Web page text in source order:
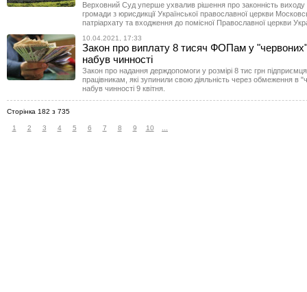
Верховний Суд уперше ухвалив рішення про законність виходу
громади з юрисдикції Української православної церкви
патріархату та входження до помісної Православної церкви
10.04.2021, 17:33
Закон про виплату 8 тисяч ФОПам у
набув чинності
Закон про надання держдопомоги у розмірі 8 тис грн
працівникам, які зупинили свою діяльність через обмеження в
набув чинності 9 квітня.
Сторінка 182 з 735
1 2 3 4 5 6 7 8 9 10